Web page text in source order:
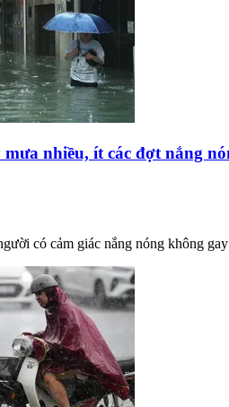
nhiều, ít các đợt nắng
có cảm giác nắng nóng không